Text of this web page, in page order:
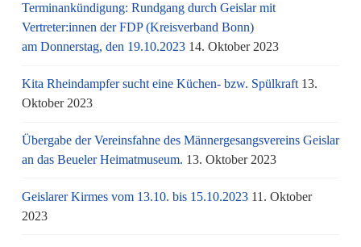
Terminankündigung: Rundgang durch Geislar mit
Vertreter:innen der FDP (Kreisverband Bonn)
am Donnerstag, den 19.10.2023 14. Oktober 2023
Kita Rheindampfer sucht eine Küchen- bzw. Spülkraft 13.
Oktober 2023
Übergabe der Vereinsfahne des Männergesangsvereins Geislar
an das Beueler Heimatmuseum. 13. Oktober 2023
Geislarer Kirmes vom 13.10. bis 15.10.2023 11. Oktober
2023